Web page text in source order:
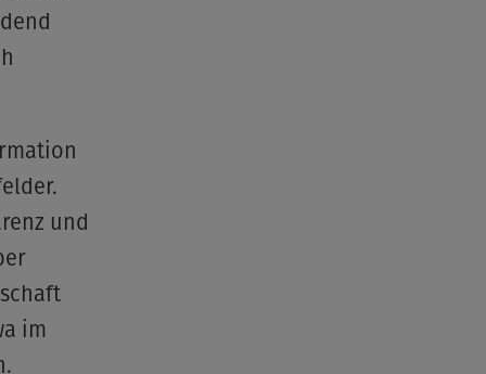
und
im